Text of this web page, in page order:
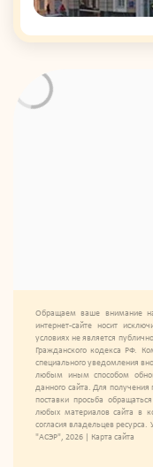
Обращаем ваше внимание
интернет-сайте носит
условиях не является
Гражданского кодекса РФ.
специального уведомления
любым иным способом
данного сайта. Для
поставки просьба
любых материалов сайта в
согласия владельцев
"АСЭР", 2026 | Карта сайта